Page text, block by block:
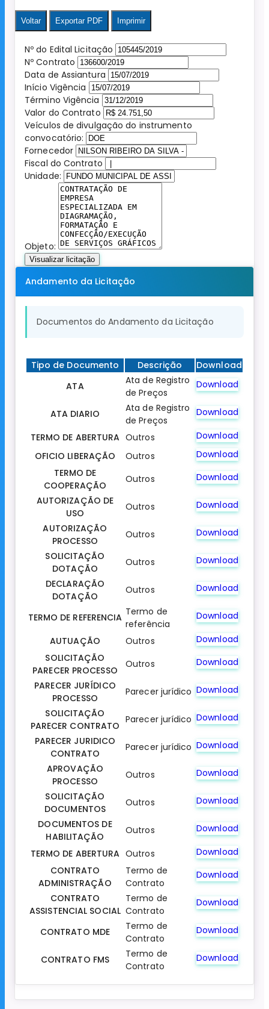
Voltar Exportar PDF Imprimir
Nº do Edital Licitação
Nº Contrato
Data de Assiantura
Início Vigência
Término Vigência
Valor do Contrato
Veículos de divulgação do instrumento
convocatório:
Fornecedor
Fiscal do Contrato
Unidade:
Objeto:
Visualizar licitação
Andamento da Licitação
Documentos do Andamento da Licitação
Tipo de Documento Descrição
Download
ATA
Ata de Registro
de Preços
Download
ATA DIARIO
Ata de Registro
de Preços
Download
TERMO DE ABERTURA Outros
Download
OFICIO LIBERAÇÃO
Outros
Download
TERMO DE
COOPERAÇÃO
Outros
Download
AUTORIZAÇÃO DE
USO
Outros
Download
AUTORIZAÇÃO
PROCESSO
Outros
Download
SOLICITAÇÃO
DOTAÇÃO
Outros
Download
DECLARAÇÃO
DOTAÇÃO
Outros Download
TERMO DE REFERENCIA Termo de
referência
Download
AUTUAÇÃO Outros
Download
SOLICITAÇÃO
PARECER PROCESSO
Outros
Download
PARECER JURÍDICO
PROCESSO
Parecer jurídico Download
SOLICITAÇÃO
PARECER CONTRATO
Parecer jurídico Download
PARECER JURIDICO
CONTRATO
Parecer jurídico Download
APROVAÇÃO
PROCESSO
Outros
Download
SOLICITAÇÃO
DOCUMENTOS
Outros
Download
DOCUMENTOS DE
HABILITAÇÃO
Outros Download
TERMO DE ABERTURA Outros
Download
CONTRATO
ADMINISTRAÇÃO
Termo de
Contrato
Download
CONTRATO
ASSISTENCIAL SOCIAL
Termo de
Contrato
Download
CONTRATO MDE
Termo de
Contrato
Download
CONTRATO FMS
Termo de
Contrato
Download